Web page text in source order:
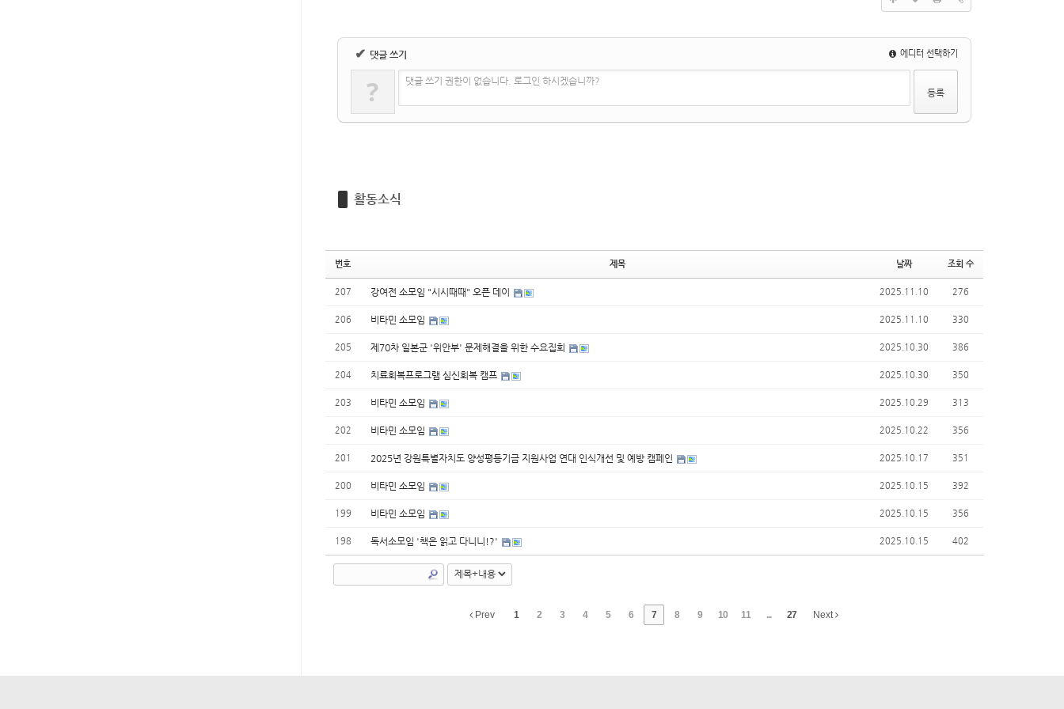
✔ 댓글 쓰기 에디터 선택하기
? 댓글 쓰기 권한이 없습니다. 로그인 하시겠습니까?
활동소식
번호 제목 날짜 조회 수
207 강여전 소모임 "시시때때" 오픈 데이 2025.11.10 276
206 비타민 소모임 2025.11.10 330
205 제70차 일본군 '위안부' 문제해결을 위한 수요집회 2025.10.30 386
204 치료회복프로그램 심신회복 캠프 2025.10.30 350
203 비타민 소모임 2025.10.29 313
202 비타민 소모임 2025.10.22 356
201 2025년 강원특별자치도 양성평등기금 지원사업 연대 인식개선 및 예방 캠페인 2025.10.17 351
200 비타민 소모임 2025.10.15 392
199 비타민 소모임 2025.10.15 356
198 독서소모임 '책은 읽고 다니니!?' 2025.10.15 402
Prev 1 2 3 4 5 6 7 8 9 10 11 ... 27 Next